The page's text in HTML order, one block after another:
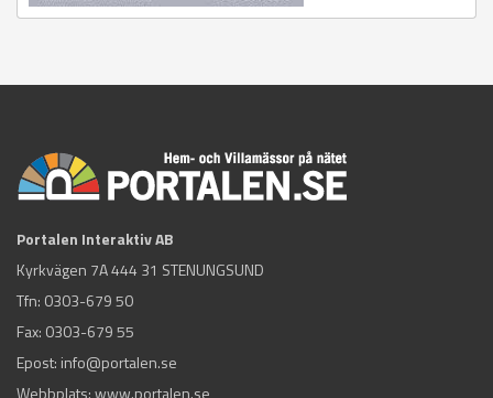
Portalen Interaktiv AB
Kyrkvägen 7A 444 31 STENUNGSUND
Tfn: 0303-679 50
Fax: 0303-679 55
Epost: info@portalen.se
Webbplats: www.portalen.se